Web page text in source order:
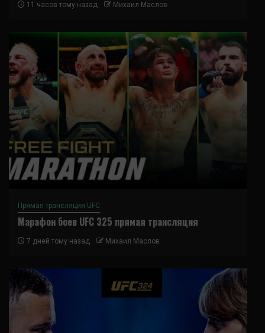
11 часов тому назад Михаил Маслов
Прямая трансляция UFC
Марафон боев UFC 325 прямая трансляция
7 дней тому назад Михаил Маслов